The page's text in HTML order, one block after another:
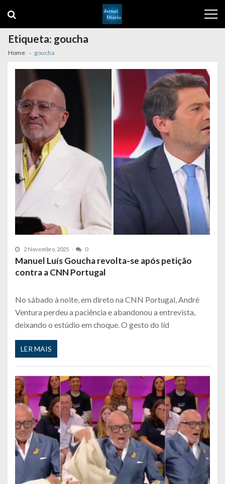
navigation
content
Etiqueta: goucha
Home goucha
2 Novembro, 2025 0
Manuel Luís Goucha revolta-se após petição
contra a CNN Portugal
No sábado à noite, em direto na CNN Portugal, André
Ventura perdeu a paciência e abandonou a entrevista,
deixando o estúdio em choque. O gesto do líd
LER MAIS